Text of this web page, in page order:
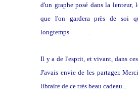
d'un graphe posé dans la
que l'on gardera près de soi
longtemps
Il y a de l'esprit, et vivant, dans ces
J'avais envie de les partager.
libraire de ce très beau cadeau...